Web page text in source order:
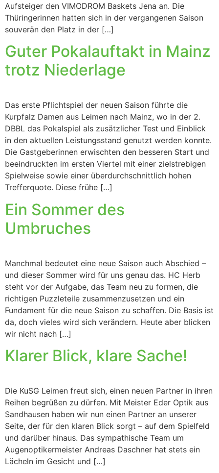
Aufsteiger den VIMODROM Baskets Jena an. Die
Thüringerinnen hatten sich in der vergangenen Saison
souverän den Platz in der […]
Guter Pokalauftakt in Mainz
trotz Niederlage
Das erste Pflichtspiel der neuen Saison führte die
Kurpfalz Damen aus Leimen nach Mainz, wo in der 2.
DBBL das Pokalspiel als zusätzlicher Test und Einblick
in den aktuellen Leistungsstand genutzt werden konnte.
Die Gastgeberinnen erwischten den besseren Start und
beeindruckten im ersten Viertel mit einer zielstrebigen
Spielweise sowie einer überdurchschnittlich hohen
Trefferquote. Diese frühe […]
Ein Sommer des
Umbruches
Manchmal bedeutet eine neue Saison auch Abschied –
und dieser Sommer wird für uns genau das. HC Herb
steht vor der Aufgabe, das Team neu zu formen, die
richtigen Puzzleteile zusammenzusetzen und ein
Fundament für die neue Saison zu schaffen. Die Basis ist
da, doch vieles wird sich verändern. Heute aber blicken
wir nicht nach […]
Klarer Blick, klare Sache!
Die KuSG Leimen freut sich, einen neuen Partner in ihren
Reihen begrüßen zu dürfen. Mit Meister Eder Optik aus
Sandhausen haben wir nun einen Partner an unserer
Seite, der für den klaren Blick sorgt – auf dem Spielfeld
und darüber hinaus. Das sympathische Team um
Augenoptikermeister Andreas Daschner hat stets ein
Lächeln im Gesicht und […]